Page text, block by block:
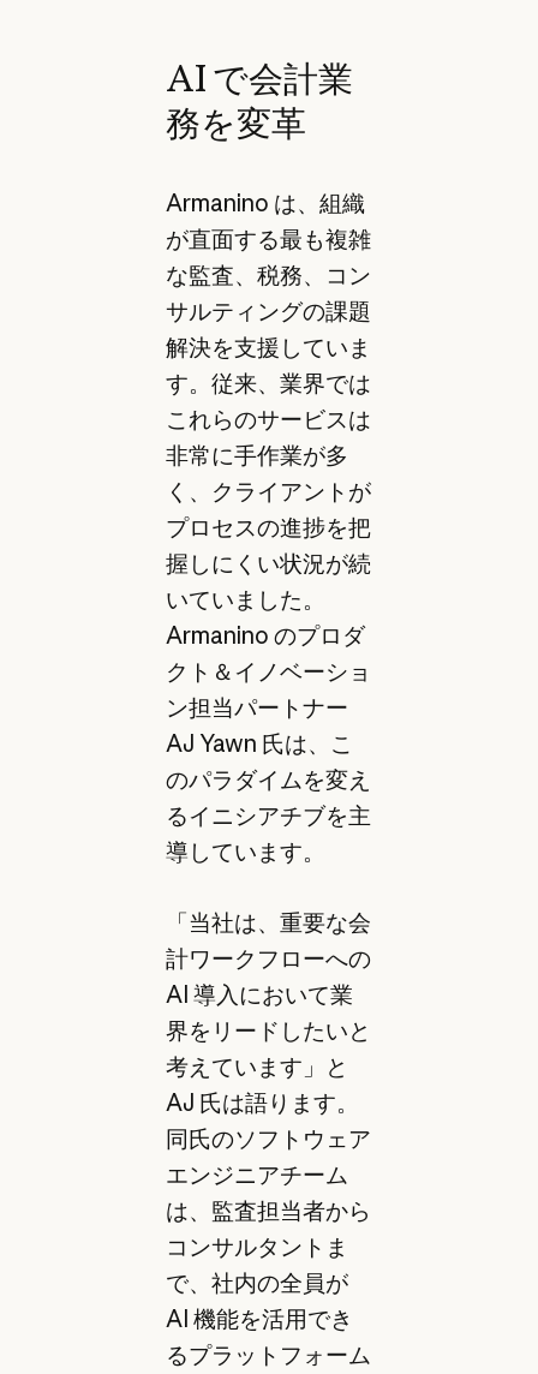
AI で会計業
務を変革
Armanino は、組織
が直面する最も複雑
な監査、税務、コン
サルティングの課題
解決を支援していま
す。従来、業界では
これらのサービスは
非常に手作業が多
く、クライアントが
プロセスの進捗を把
握しにくい状況が続
いていました。
Armanino のプロダ
クト＆イノベーショ
ン担当パートナー
AJ Yawn 氏は、こ
のパラダイムを変え
るイニシアチブを主
導しています。
「当社は、重要な会
計ワークフローへの
AI 導入において業
界をリードしたいと
考えています」と
AJ 氏は語ります。
同氏のソフトウェア
エンジニアチーム
は、監査担当者から
コンサルタントま
で、社内の全員が
AI 機能を活用でき
るプラットフォーム